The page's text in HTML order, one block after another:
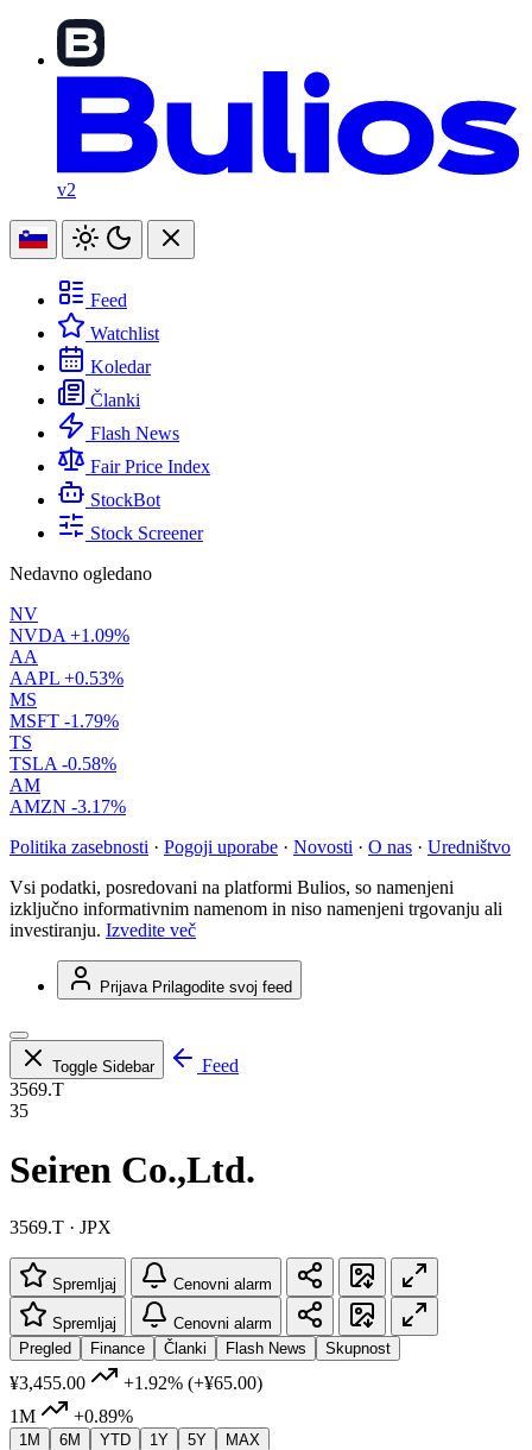
v2
Feed
Watchlist
Koledar
Članki
Flash News
Fair Price Index
StockBot
Stock Screener
Nedavno ogledano
NV
NVDA +1.09%
AA
AAPL +0.53%
MS
MSFT -1.79%
TS
TSLA -0.58%
AM
AMZN -3.17%
Politika zasebnosti · Pogoji uporabe · Novosti · O nas · Uredništvo
Vsi podatki, posredovani na platformi Bulios, so namenjeni
izključno informativnim namenom in niso namenjeni trgovanju ali
investiranju. Izvedite več
Prijava Prilagodite svoj feed
Toggle Sidebar
Feed
3569.T
35
Seiren Co.,Ltd.
3569.T · JPX
Spremljaj Cenovni alarm
Spremljaj
Cenovni alarm
Pregled
Finance Članki Flash News Skupnost
¥3,455.00 +1.92% (+¥65.00)
1M
+0.89%
1M 6M YTD 1Y 5Y MAX